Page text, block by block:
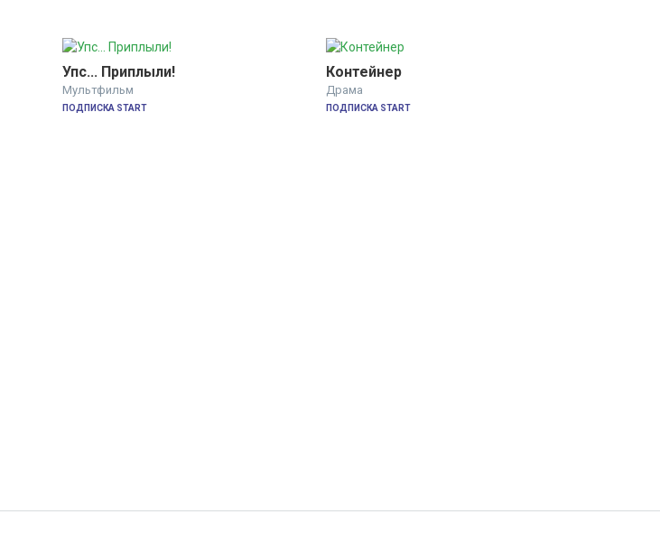
Упс... Приплыли!
Мультфильм
ПОДПИСКА START
Контейнер
Драма
ПОДПИСКА START